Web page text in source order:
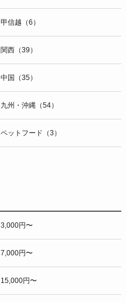
甲信越（6）
関西（39）
中国（35）
九州・沖縄（54）
ペットフード（3）
3,000円〜
7,000円〜
15,000円〜